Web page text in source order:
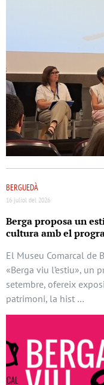
BERGUEDÀ
16 juliol del 2026
Berga proposa un
cultura amb el
El Museu Comarcal de
«Berga viu l’estiu», un
setembre, ofereix
patrimoni, la hist …